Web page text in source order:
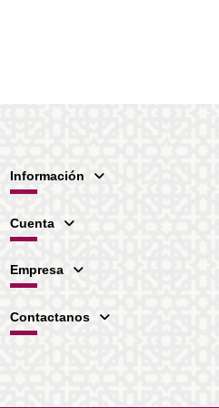
Información
Cuenta
Empresa
Contactanos